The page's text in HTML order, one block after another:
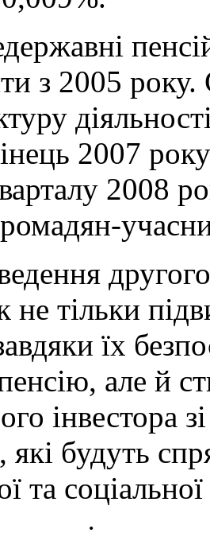
з 2005
2007
2008
не тільки
їх
але й
інвестора
які будуть
та